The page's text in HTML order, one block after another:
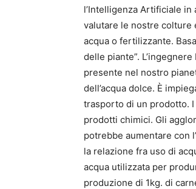
l’Intelligenza Artificiale in
valutare le nostre colture
acqua o fertilizzante.
delle piante”.
presente nel nostro
dell’acqua dolce. È
trasporto di un prodotto.
prodotti chimici. Gli
potrebbe aumentare con
la relazione fra uso di
acqua utilizzata per
produzione di 1kg. di